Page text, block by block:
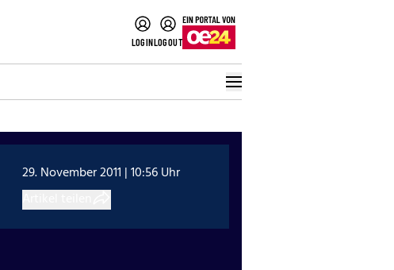
LOGINLOGOUT
29. November 2011 | 10:56 Uhr